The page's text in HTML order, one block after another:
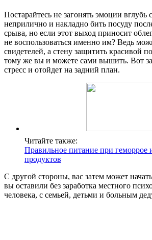
Постарайтесь не загонять эмоции вглубь
неприлично и накладно бить посуду
срыва, но если этот выход приносит
не воспользоваться именно им? Ведь
свидетелей, а стену защитить красивой
тому же вы и можете сами вышить. Вот
стресс и отойдет на задний план.
Читайте также:
Правильное питание при
продуктов
С другой стороны, вас затем может
вы оставили без заработка местного
человека, с семьей, детьми и больным